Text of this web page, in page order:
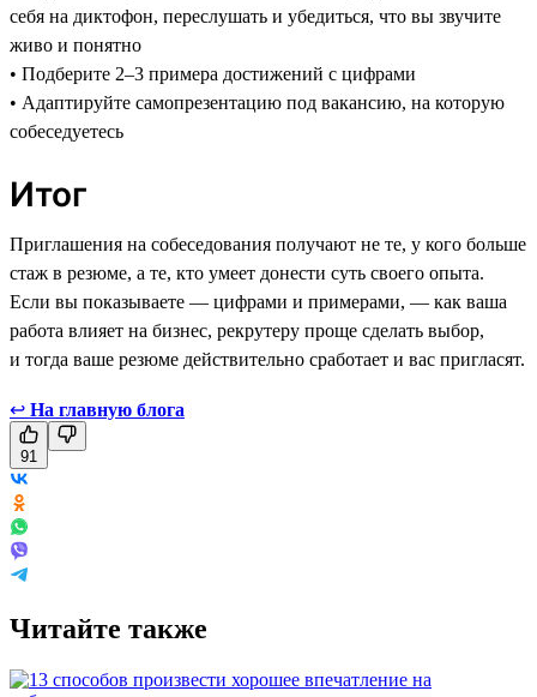
себя на диктофон, переслушать и убедиться, что вы звучите
живо и понятно
• Подберите 2–3 примера достижений с цифрами
• Адаптируйте самопрезентацию под вакансию, на которую
собеседуетесь
Итог
Приглашения на собеседования получают не те, у кого больше
стаж в резюме, а те, кто умеет донести суть своего опыта.
Если вы показываете — цифрами и примерами, — как ваша
работа влияет на бизнес, рекрутеру проще сделать выбор,
и тогда ваше резюме действительно сработает и вас пригласят.
↩ На главную блога
91
Читайте также